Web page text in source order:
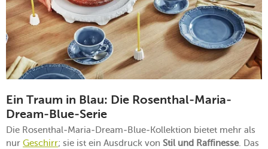
Ein Traum in Blau: Die Rosenthal-Maria-
Dream-Blue-Serie
Die Rosenthal-Maria-Dream-Blue-Kollektion bietet mehr als
nur Geschirr; sie ist ein Ausdruck von Stil und Raffinesse. Das